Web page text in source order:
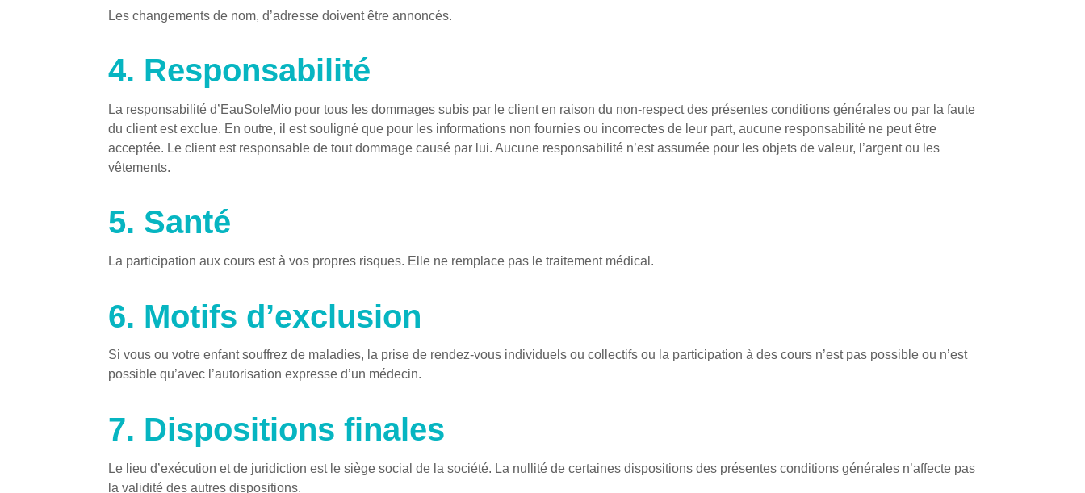
Les changements de nom, d’adresse doivent être annoncés.
4. Responsabilité
La responsabilité d’EauSoleMio pour tous les dommages subis par le client en raison du non-respect des présentes conditions générales ou par la faute
du client est exclue. En outre, il est souligné que pour les informations non fournies ou incorrectes de leur part, aucune responsabilité ne peut être
acceptée. Le client est responsable de tout dommage causé par lui. Aucune responsabilité n’est assumée pour les objets de valeur, l’argent ou les
vêtements.
5. Santé
La participation aux cours est à vos propres risques. Elle ne remplace pas le traitement médical.
6. Motifs d’exclusion
Si vous ou votre enfant souffrez de maladies, la prise de rendez-vous individuels ou collectifs ou la participation à des cours n’est pas possible ou n’est
possible qu’avec l’autorisation expresse d’un médecin.
7. Dispositions finales​
Le lieu d’exécution et de juridiction est le siège social de la société. La nullité de certaines dispositions des présentes conditions générales n’affecte pas
la validité des autres dispositions.